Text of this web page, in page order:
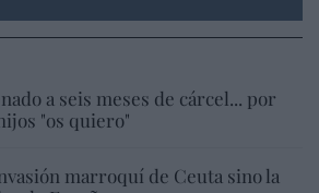
a seis meses de cárcel... por
"os quiero"
marroquí de Ceuta sino la